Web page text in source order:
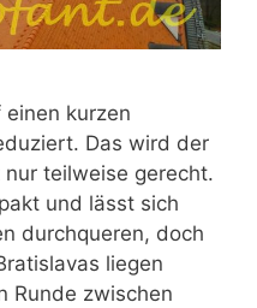
kurzen
Das wird der
teilweise gerecht.
und lässt sich
durchqueren, doch
liegen
Runde zwischen